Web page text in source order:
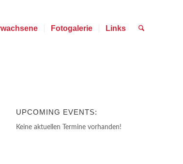
Fotogalerie Links
UPCOMING EVENTS:
Keine aktuellen Termine vorhanden!